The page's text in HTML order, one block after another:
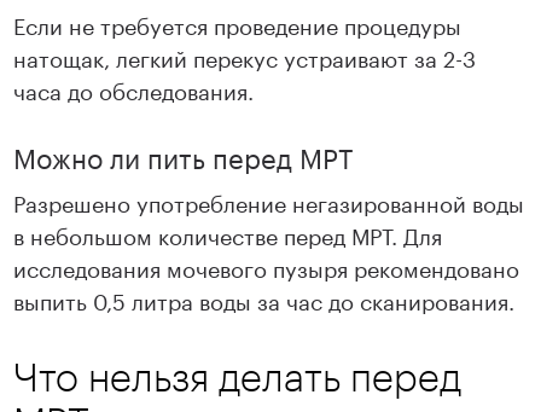
Если не требуется проведение процедуры
натощак, легкий перекус устраивают за 2-3
часа до обследования.
Можно ли пить перед МРТ
Разрешено употребление негазированной воды
в небольшом количестве перед МРТ. Для
исследования мочевого пузыря рекомендовано
выпить 0,5 литра воды за час до сканирования.
Что нельзя делать перед